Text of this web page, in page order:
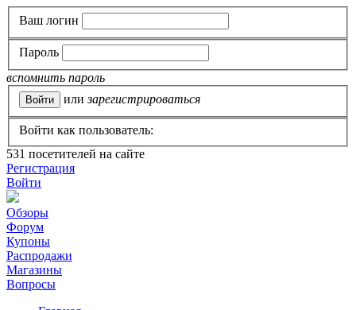
Ваш логин
Пароль
вспомнить пароль
или зарегистрироваться
Войти как пользователь:
531 посетителей на сайте
Регистрация
Войти
Обзоры
Форум
Купоны
Распродажи
Магазины
Вопросы